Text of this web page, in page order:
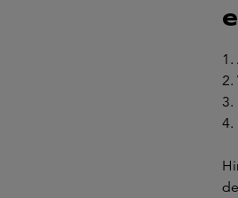
e
2.
3.
4.